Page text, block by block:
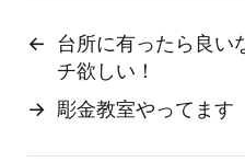
← 台所に有ったら良い
チ欲しい！
→ 彫金教室やってます